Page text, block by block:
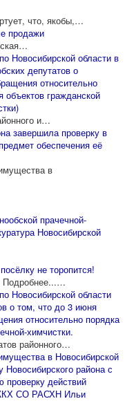
что, якобы,…
продажи
Новосибирской области в
депутатов о
относительно
объектов гражданской
и…
завершила проверку в
обеспечения её
в
прачечной-
Новосибирской
не торопится!
Подробнее...…
Новосибирской области
о том, что до 3 июня
относительно порядка
химчистки.
районного…
в Новосибирской
Новосибирского района с
проверку действий
СО РАСХН Ильи